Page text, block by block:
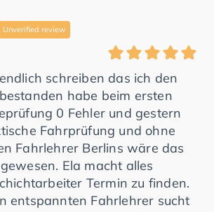
Unverified review
schreiben das ich den
habe beim ersten
0 Fehler und gestern
Fahrprüfung und ohne
Fahrlehrer Berlins wäre das
Ela macht alles
Termin zu finden.
entspannten Fahrlehrer sucht